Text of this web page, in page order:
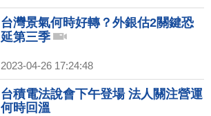
台灣景氣何時好轉？外銀估2關鍵恐
延第三季
2023-04-26 17:24:48
台積電法說會下午登場 法人關注營運
何時回溫